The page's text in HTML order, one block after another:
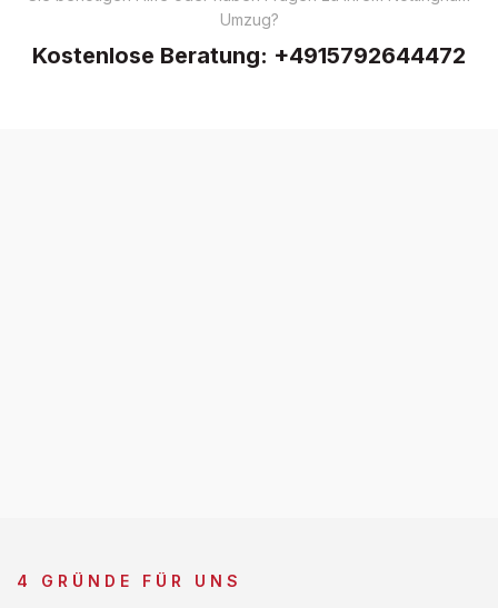
Umzug?
Kostenlose Beratung: +4915792644472
4 GRÜNDE FÜR UNS